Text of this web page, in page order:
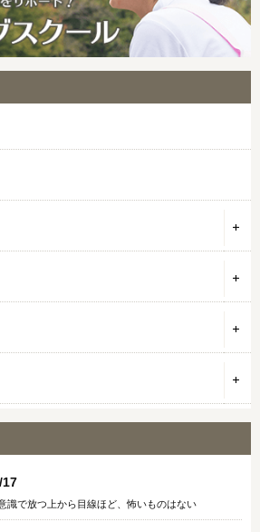
17
で放つ上から目線ほど、怖いものはない